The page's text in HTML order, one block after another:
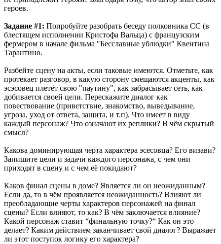
героев.
Задание #1: Попробуйте разобрать беседу полковника СС (в
блестящем исполнении Кристофа Вальца) с французским
фермером в начале фильма "Бесславные ублюдки" Квентина
Тарантино.
Разбейте сцену на акты, если таковые имеются. Отметьте, как
протекает разговор, в какую сторону смещаются акценты, как
эсэсовец плетёт свою "паутину", как забрасывает сеть, как
добивается своей цели. Перескажите диалог как
повествование (приветствие, знакомство, выведывание,
угроза, уход от ответа, защита, и т.п). Что имеет в виду
каждый персонаж? Что означают их реплики? В чём скрытый
смысл?
Какова доминирующая черта характера эсесовца? Его визави?
Запишите цели и задачи каждого персонажа, с чем они
приходят в сцену и с чем её покидают?
Каков финал сцены в доме? Является ли он неожиданным?
Если да, то в чём проявляется неожиданность? Влияют ли
преобладающие черты характеров персонажей на финал
сцены? Если влияют, то как? В чём заключается влияние?
Какой персонаж ставит “финальную точку?“ Как он это
делает? Каким действием заканчивает свой диалог? Выражает
ли этот поступок логику его характера?